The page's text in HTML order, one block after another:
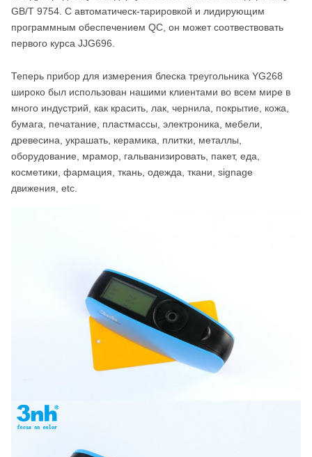
GB/T 9754. С автоматическ-тарировкой и лидирующим
программным обеспечением QC, он может соотвествовать
первого курса JJG696.
Теперь прибор для измерения блеска треугольника YG268
широко был использован нашими клиентами во всем мире в
много индустрий, как красить, лак, чернила, покрытие, кожа,
бумага, печатание, пластмассы, электроника, мебели,
древесина, украшать, керамика, плитки, металлы,
оборудование, мрамор, гальванизировать, пакет, еда,
косметики, фармация, ткань, одежда, ткани, signage
движения, etc.